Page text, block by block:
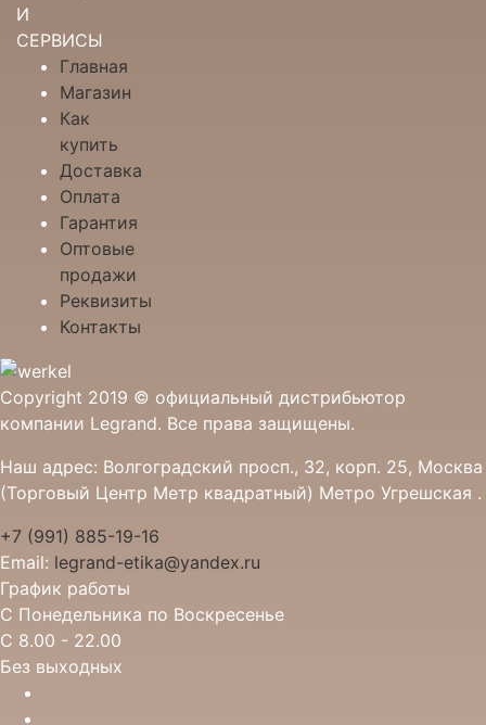
И
СЕРВИСЫ
Главная
Магазин
Как
купить
Доставка
Оплата
Гарантия
Оптовые
продажи
Реквизиты
Контакты
Copyright 2019 © официальный дистрибьютор
компании Legrand. Все права защищены.
Наш адрес: Волгоградский просп., 32, корп. 25, Москва
(Торговый Центр Метр квадратный) Метро Угрешская .
+7 (991) 885-19-16
Email: legrand-etika@yandex.ru
График работы
С Понедельника по Воскресенье
С 8.00 - 22.00
Без выходных